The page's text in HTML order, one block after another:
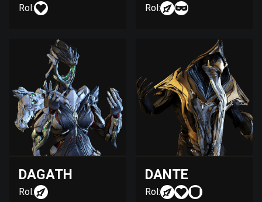
Rol: Rol:
DAGATH
Rol:
DANTE
Rol: